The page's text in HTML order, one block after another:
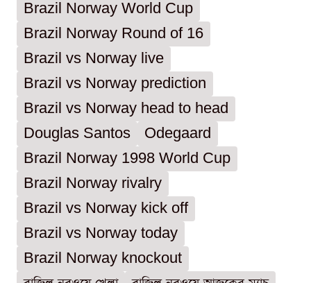
Brazil Norway World Cup
Brazil Norway Round of 16
Brazil vs Norway live
Brazil vs Norway prediction
Brazil vs Norway head to head
Douglas Santos
Odegaard
Brazil Norway 1998 World Cup
Brazil Norway rivalry
Brazil vs Norway kick off
Brazil vs Norway today
Brazil Norway knockout